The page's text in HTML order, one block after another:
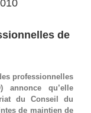
de
professionnelles
annonce qu’elle
du Conseil du
de maintien de